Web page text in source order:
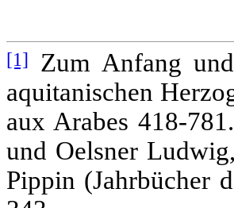
[1]
Zum Anfang
aquitanischen
aux Arabes 418-
und Oelsner
Pippin (Jahrbücher